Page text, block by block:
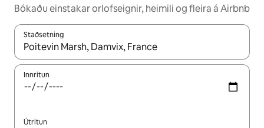
Bókaðu einstakar orlofseignir, heimili og fleira á Airbnb
Staðsetning
Þegar niðurstöður liggja fyrir skaltu nota upp og niður
Innritun
Útritun